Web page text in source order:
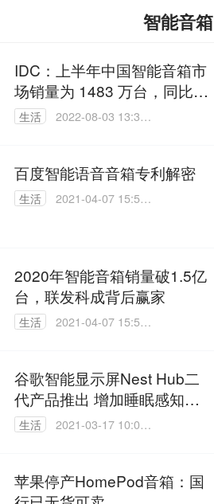
智能音箱
IDC：上半年中国智能音箱市
场销量为 1483 万台，同比下
降 27%
生活
2022-08-03 13:35:
百度智能语音音箱专利解密
生活
2021-04-07 15:58:
2020年智能音箱销量破1.5亿
台，联发科成背后赢家
生活
2021-04-07 15:53:
谷歌智能显示屏Nest Hub二
代产品推出 增加睡眠感知功
能
生活
2021-03-17 10:01:
苹果停产HomePod音箱：国